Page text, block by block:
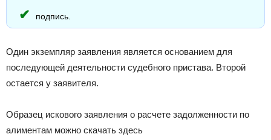
подпись.
Один экземпляр заявления является основанием для
последующей деятельности судебного пристава. Второй
остается у заявителя.
Образец искового заявления о расчете задолженности по
алиментам можно скачать здесь